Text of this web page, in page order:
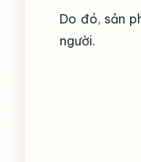
Do đó, sản
người.